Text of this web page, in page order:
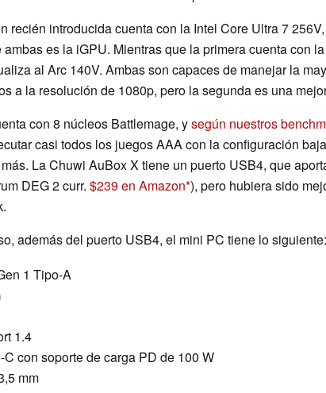
recién introducida cuenta con la Intel Core Ultra 7
es la iGPU. Mientras que la primera cuenta con la
al Arc 140V. Ambas son capaces de manejar la
a la resolución de 1080p, pero la segunda es una
con 8 núcleos Battlemage, ysegún nuestros
casi todos los juegos AAA con la configuración
La Chuwi AuBox X tiene un puerto USB4, que
DEG 2 curr. $239 en Amazon ), pero hubiera sido
además del puerto USB4, el mini PC tiene lo siguiente:
1 Tipo-A
1.4
con soporte de carga PD de 100 W
mm